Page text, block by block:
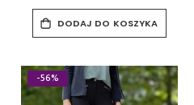
DODAJ DO KOSZYKA
-56%